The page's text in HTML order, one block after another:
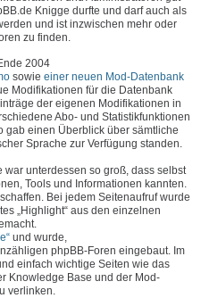
Knigge durfte und darf auch als
und ist inzwischen mehr oder
zu finden.
2004
sowie einer neuen Mod-Datenbank
Modifikationen für die Datenbank
der eigenen Modifikationen in
Abo- und Statistikfunktionen
gab einen Überblick über sämtliche
Sprache zur Verfügung standen.
unterdessen so groß, dass selbst
Tools und Informationen kannten.
Bei jedem Seitenaufruf wurde
„Highlight“ aus den einzelnen
und wurde,
phpBB-Foren eingebaut. Im
einfach wichtige Seiten wie das
Knowledge Base und der Mod-
verlinken.